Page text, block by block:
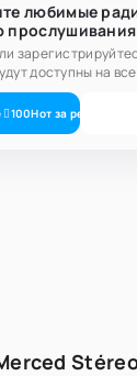
любимые
прослушивания
доступны на
100Нот за